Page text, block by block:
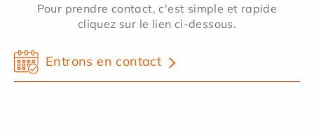
Pour prendre contact, c'est simple et rapide
cliquez sur le lien ci-dessous.
Entrons en contact